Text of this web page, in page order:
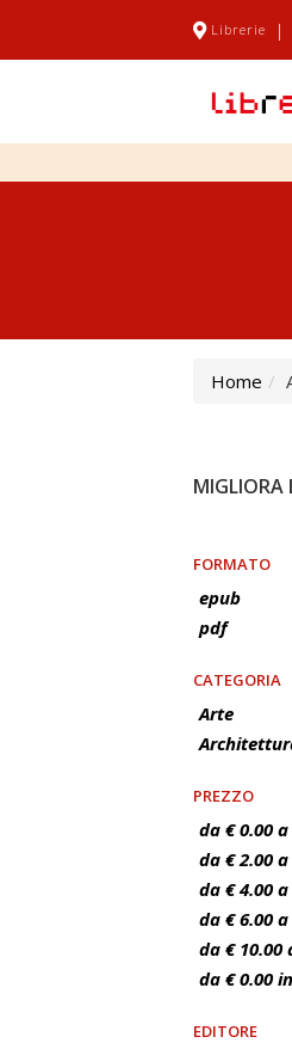
Librerie |
Home
MIGLIORA
FORMATO
epub
pdf
CATEGORIA
Arte
PREZZO
da € 0.00 a
da € 2.00 a
da € 4.00 a
da € 6.00
da € 10.00
da € 0.00
EDITORE